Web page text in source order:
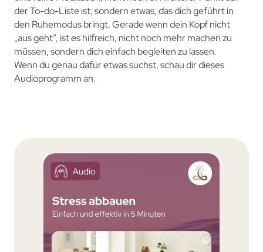
der To-do-Liste ist, sondern etwas, das dich geführt in
den Ruhemodus bringt. Gerade wenn dein Kopf nicht
„aus geht”, ist es hilfreich, nicht noch mehr machen zu
müssen, sondern dich einfach begleiten zu lassen.
Wenn du genau dafür etwas suchst, schau dir dieses
Audioprogramm an.